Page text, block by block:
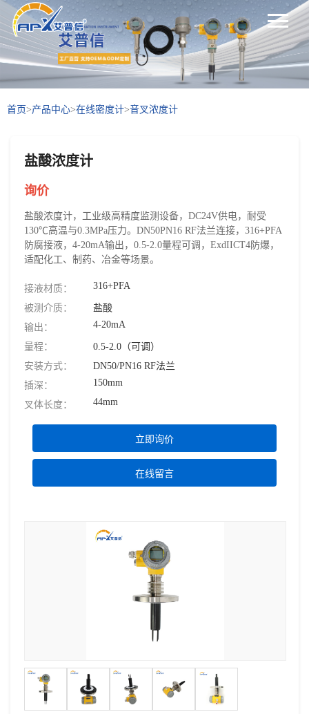
首页>产品中心>在线密度计>音叉浓度计
盐酸浓度计
询价
盐酸浓度计，工业级高精度监测设备，DC24V供电，耐受
130℃高温与0.3MPa压力。DN50PN16 RF法兰连接，316+PFA
防腐接液，4-20mA输出，0.5-2.0量程可调，ExdIICT4防爆，
适配化工、制药、冶金等场景。
接液材质： 316+PFA
被测介质：
盐酸
输出：
4-20mA
量程：
0.5-2.0（可调）
安装方式：
DN50/PN16 RF法兰
插深：
150mm
叉体长度： 44mm
立即询价
在线留言